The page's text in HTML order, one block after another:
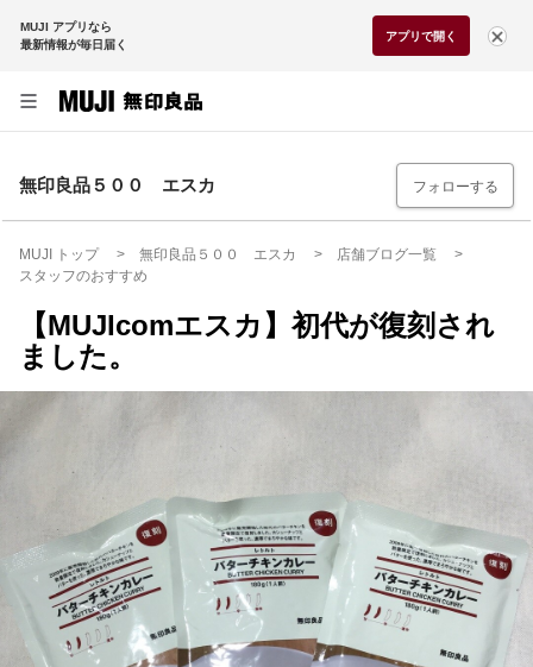
MUJI アプリなら
最新情報が毎日届く
アプリで開く
無印良品５００ エスカ フォローする
MUJI トップ 無印良品５００ エスカ
店舗ブログ一覧
スタッフのおすすめ
【MUJIcomエスカ】初代が復刻され
ました。